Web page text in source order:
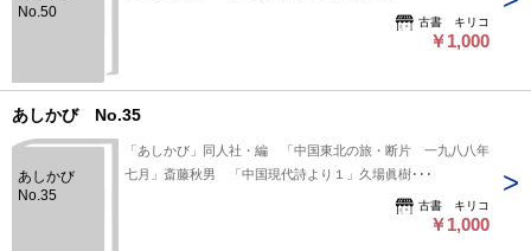
No.50
古書 キリコ
￥1,000
あしかび No.35
あしかび
No.35
「あしかび」同人社・編 「中国東北の旅・断片 一九八八年
七月」斎藤秋男 「中国現代詩より１」久場眞樹･･･
古書 キリコ
￥1,000